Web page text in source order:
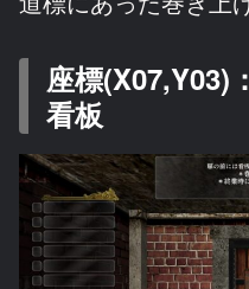
座標(X07,Y03)
看板